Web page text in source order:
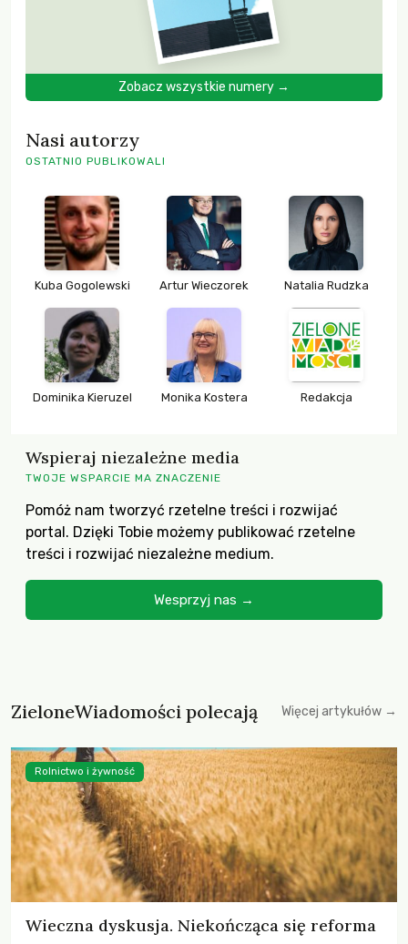
Zobacz wszystkie numery →
Nasi autorzy
OSTATNIO PUBLIKOWALI
Kuba Gogolewski Artur Wieczorek Natalia Rudzka
Dominika Kieruzel Monika Kostera Redakcja
Wspieraj niezależne media
TWOJE WSPARCIE MA ZNACZENIE
Pomóż nam tworzyć rzetelne treści i rozwijać
portal. Dzięki Tobie możemy publikować rzetelne
treści i rozwijać niezależne medium.
Wesprzyj nas →
ZieloneWiadomości polecają Więcej artykułów →
Wieczna dyskusja. Niekończąca się reforma
Rolnictwo i żywność